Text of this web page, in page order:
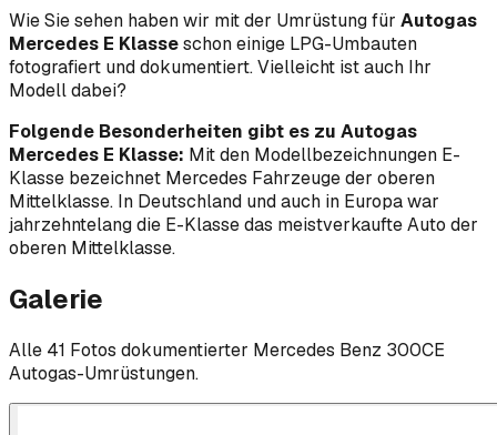
Wie Sie sehen haben wir mit der Umrüstung für Autogas
Mercedes E Klasseschon einige LPG-Umbauten
fotografiert und dokumentiert. Vielleicht ist auch Ihr
Modell dabei?
Folgende Besonderheiten gibt es zu Autogas
Mercedes E Klasse: Mit den Modellbezeichnungen E-
Klasse bezeichnet Mercedes Fahrzeuge der oberen
Mittelklasse. In Deutschland und auch in Europa war
jahrzehntelang die E-Klasse das meistverkaufte Auto der
oberen Mittelklasse.
Galerie
Alle 41 Fotos dokumentierter Mercedes Benz 300CE
Autogas-Umrüstungen.